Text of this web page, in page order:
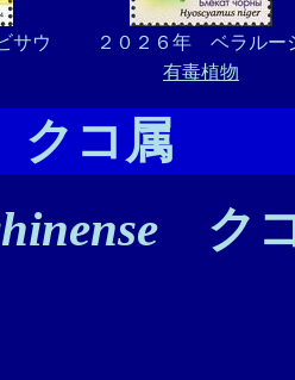
サウ
２０２６年 ベラルー
有毒植物
コ属
ク